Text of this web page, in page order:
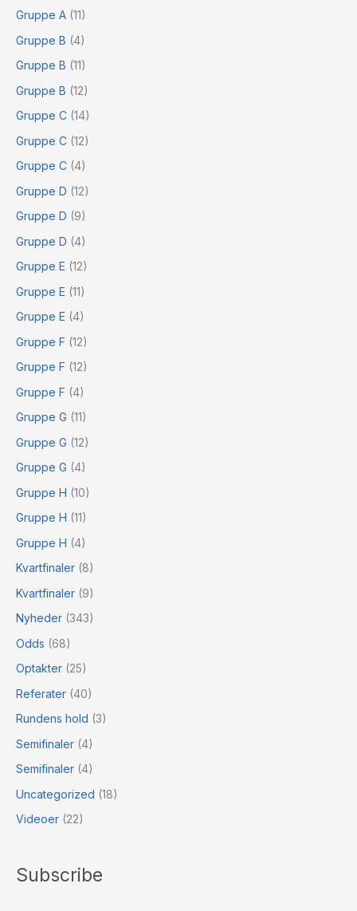
Gruppe A (11)
Gruppe B (4)
Gruppe B (11)
Gruppe B (12)
Gruppe C (14)
Gruppe C (12)
Gruppe C (4)
Gruppe D (12)
Gruppe D (9)
Gruppe D (4)
Gruppe E (12)
Gruppe E (11)
Gruppe E (4)
Gruppe F (12)
Gruppe F (12)
Gruppe F (4)
Gruppe G (11)
Gruppe G (12)
Gruppe G (4)
Gruppe H (10)
Gruppe H (11)
Gruppe H (4)
Kvartfinaler (8)
Kvartfinaler (9)
Nyheder (343)
Odds (68)
Optakter (25)
Referater (40)
Rundens hold (3)
Semifinaler (4)
Semifinaler (4)
Uncategorized (18)
Videoer (22)
Subscribe